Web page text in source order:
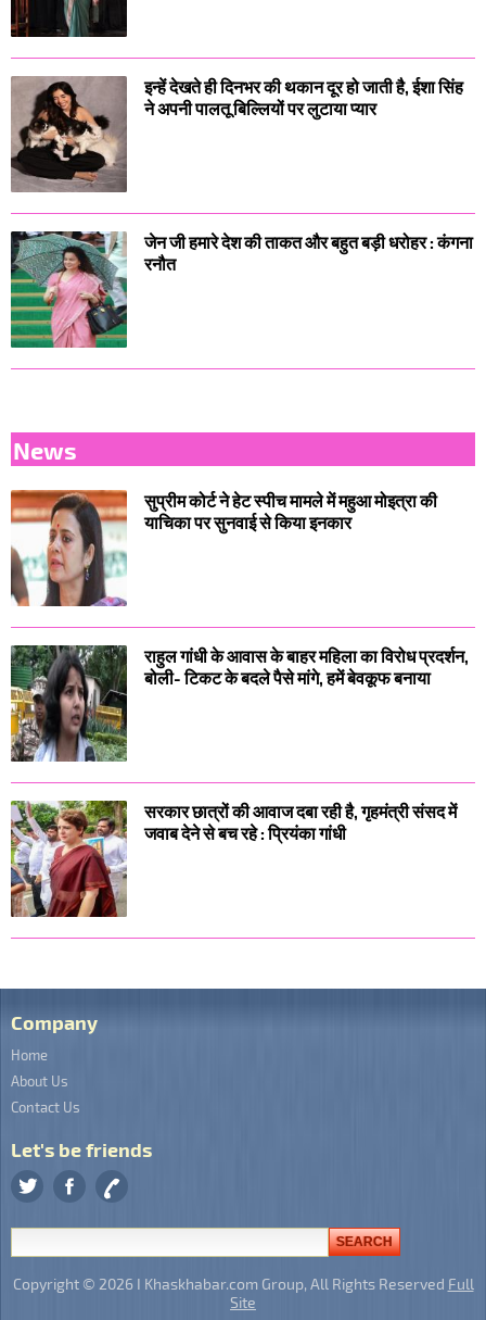
इन्हें देखते ही दिनभर की थकान दूर हो जाती है, ईशा सिंह
ने अपनी पालतू बिल्लियों पर लुटाया प्यार
जेन जी हमारे देश की ताकत और बहुत बड़ी धरोहर : कंगना
रनौत
News
सुप्रीम कोर्ट ने हेट स्पीच मामले में महुआ मोइत्रा की
याचिका पर सुनवाई से किया इनकार
राहुल गांधी के आवास के बाहर महिला का विरोध प्रदर्शन,
बोली- टिकट के बदले पैसे मांगे, हमें बेवकूफ बनाया
सरकार छात्रों की आवाज दबा रही है, गृहमंत्री संसद में
जवाब देने से बच रहे : प्रियंका गांधी
Company
Home
About Us
Contact Us
Let's be friends
Copyright © 2026 I Khaskhabar.com Group, All Rights Reserved Full
Site